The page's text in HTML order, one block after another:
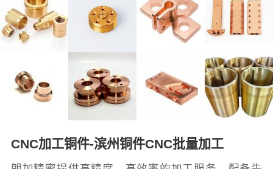
CNC加工铜件-滨州铜件CNC批量加工